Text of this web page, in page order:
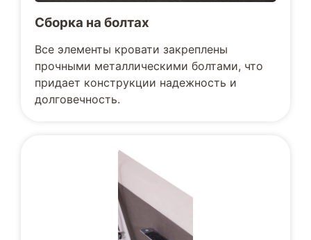
Сборка на болтах
Все элементы кровати закреплены
прочными металлическими болтами, что
придает конструкции надежность и
долговечность.